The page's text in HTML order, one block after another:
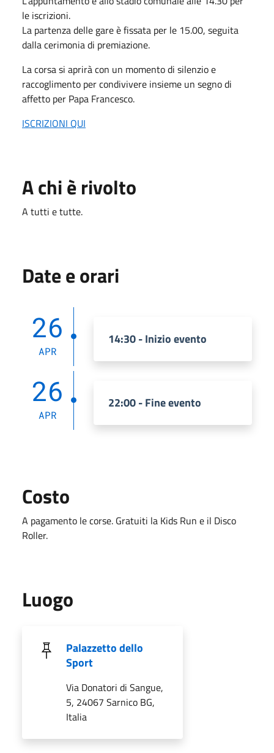
le iscrizioni.
La partenza delle gare è fissata per le 15.00, seguita
dalla cerimonia di premiazione.
La corsa si aprirà con un momento di silenzio e
raccoglimento per condivivere insieme un segno di
affetto per Papa Francesco.
ISCRIZIONI QUI
A chi è rivolto
A tutti e tutte.
Date e orari
26
APR
14:30 - Inizio evento
26
APR
22:00 - Fine evento
Costo
A pagamento le corse. Gratuiti la Kids Run e il Disco
Roller.
Luogo
Palazzetto dello
Sport
Via Donatori di Sangue,
5, 24067 Sarnico BG,
Italia